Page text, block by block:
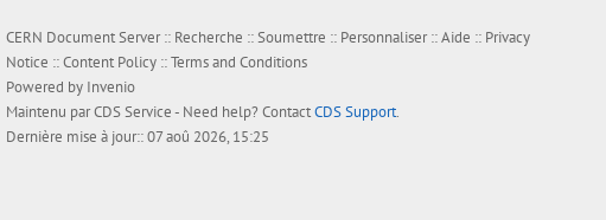
CERN Document Server :: Recherche ::Soumettre :: Personnaliser::Aide :: Privacy
Notice ::Content Policy ::Terms and Conditions
Powered by Invenio
Maintenu parCDS Service- Need help? ContactCDS Support.
Dernière mise à jour:: 07 aoû 2026, 15:25